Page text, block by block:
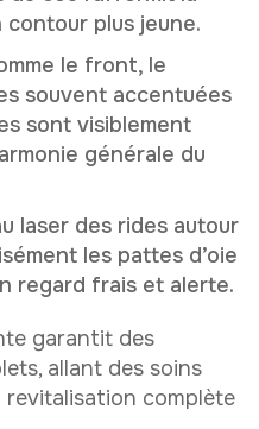
plus jeune.
le front, le
souvent accentuées
sont visiblement
générale du
laser des rides autour
les pattes d’oie
regard frais et alerte.
garantit des
allant des soins
revitalisation complète